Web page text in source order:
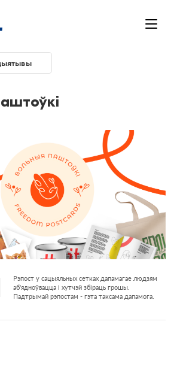
Рэпост у сацыяльных сетках дапамагае людзям
аб'ядноўвацца і хутчэй збіраць грошы.
Падтрымай рэпостам - гэта таксама дапамога.